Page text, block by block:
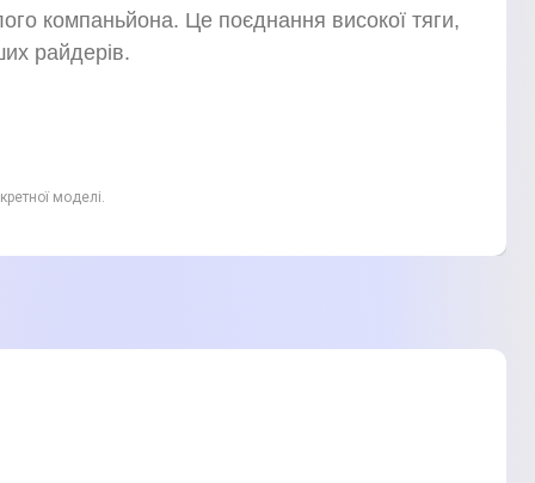
компаньйона. Це поєднання високої тяги,
райдерів.
моделі.